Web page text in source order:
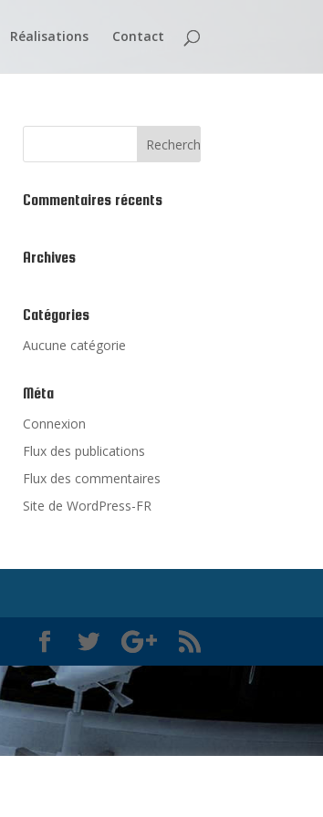
Réalisations Contact
Commentaires récents
Archives
Catégories
Aucune catégorie
Méta
Connexion
Flux des publications
Flux des commentaires
Site de WordPress-FR